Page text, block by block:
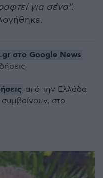
για σένα".
στο Google News
από την Ελλάδα
στο